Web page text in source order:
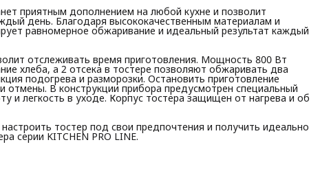
• Защита от перегрева
• Поддон для крошек
Комплектация:
Тостер, Съемный поддон для крошек, Руководство по
приятным дополнением на любой кухне и позволит
день. Благодаря высококачественным материалам и
равномерное обжаривание и идеальный результат каждый
отслеживать время приготовления. Мощность 800 Вт
хлеба, а 2 отсека в тостере позволяют обжаривать два
подогрева и разморозки. Остановить приготовление
В конструкции прибора предусмотрен специальный
и легкость в уходе. Корпус тостера защищен от нагрева и об
тостер под свои предпочтения и получить идеально
серии KITCHEN PRO LINE.